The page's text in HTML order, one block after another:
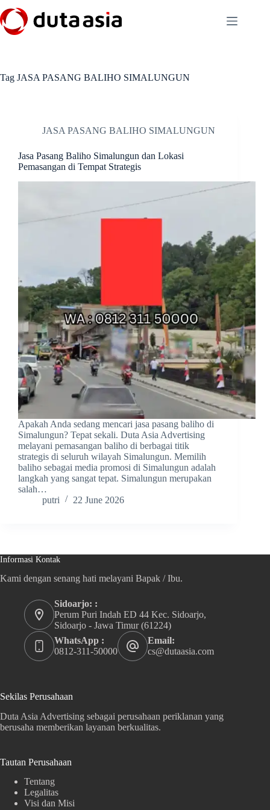
to
content
Tag JASA PASANG BALIHO SIMALUNGUN
JASA PASANG BALIHO SIMALUNGUN
Jasa Pasang Baliho Simalungun dan Lokasi
Pemasangan di Tempat Strategis
Apakah Anda sedang mencari jasa pasang baliho di
Simalungun? Tepat sekali. Duta Asia Advertising
melayani pemasangan baliho di berbagai titik
strategis di seluruh wilayah Simalungun. Memilih
baliho sebagai media promosi di Simalungun adalah
langkah yang sangat tepat. Simalungun merupakan
salah…
putri
22 June 2026
Informasi Kontak
Kami dengan senang hati melayani Bapak / Ibu.
Sidoarjo: :
Perum Puri Indah ED 44 Kec. Sidoarjo,
Sidoarjo - Jawa Timur (61224)
WhatsApp :
0812-311-50000
Email:
cs@dutaasia.com
Sekilas Perusahaan
Duta Asia Advertising sebagai perusahaan periklanan yang
berusaha memberikan layanan berkualitas.
Tautan Perusahaan
Tentang
Legalitas
Visi dan Misi